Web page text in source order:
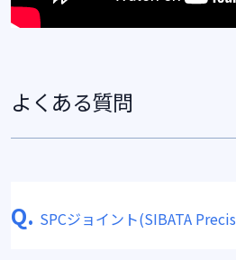
よくある質問
Q. SPCジョイント(SIBATA